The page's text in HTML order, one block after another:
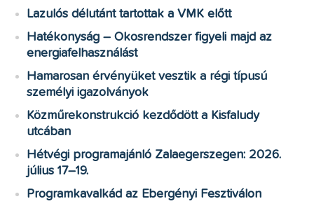
Lazulós délutánt tartottak a VMK előtt
Hatékonyság – Okosrendszer figyeli majd az
energiafelhasználást
Hamarosan érvényüket vesztik a régi típusú
személyi igazolványok
Közműrekonstrukció kezdődött a Kisfaludy
utcában
Hétvégi programajánló Zalaegerszegen: 2026.
július 17–19.
Programkavalkád az Ebergényi Fesztiválon